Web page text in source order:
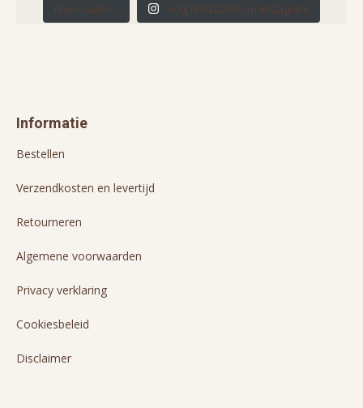
Meer laden... Volg HUIZEDOP op Instagram
Informatie
Bestellen
Verzendkosten en levertijd
Retourneren
Algemene voorwaarden
Privacy verklaring
Cookiesbeleid
Disclaimer